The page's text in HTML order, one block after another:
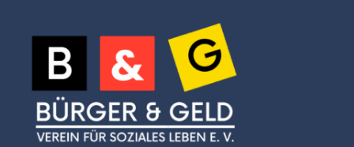
Inhalt
springen